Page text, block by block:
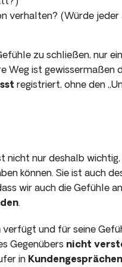
verhalten? (Würde
zu schließen, nur
Weg ist gewissermaßen
registriert, ohne den
nicht nur deshalb
können. Sie ist auch
wir auch die Gefühle
.
verfügt und für seine
Gegenübers nicht
in Kundengesprä­chen